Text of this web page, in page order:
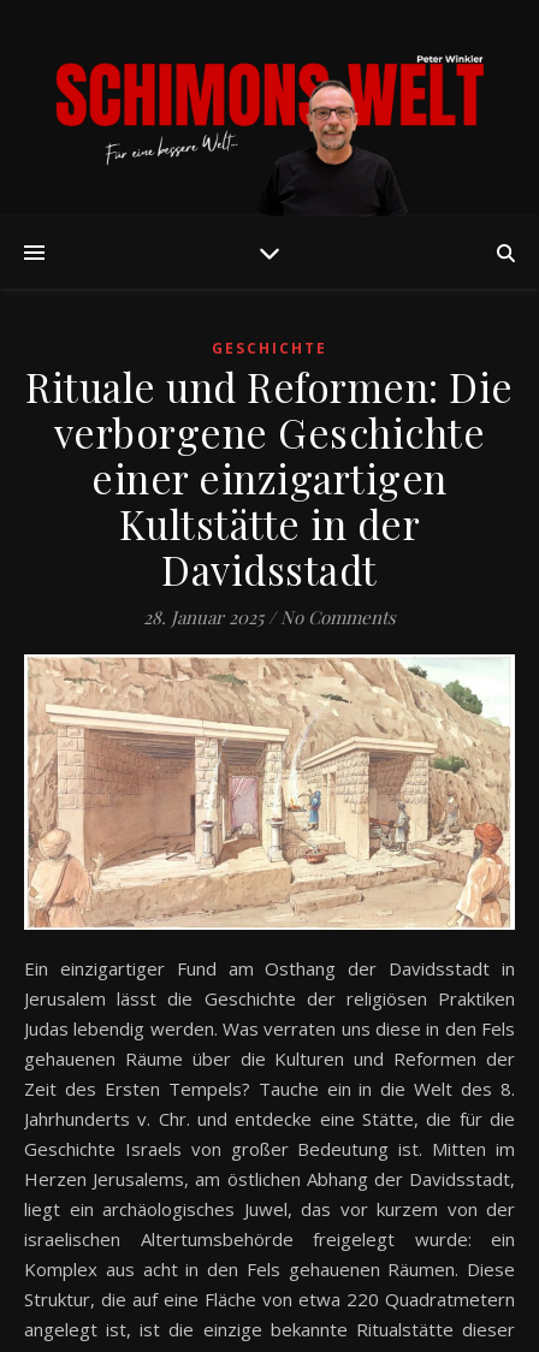
GESCHICHTE
Rituale und Reformen: Die
verborgene Geschichte
einer einzigartigen
Kultstätte in der
Davidsstadt
28. Januar 2025 / No Comments
Ein einzigartiger Fund am Osthang der Davidsstadt in
Jerusalem lässt die Geschichte der religiösen Praktiken
Judas lebendig werden. Was verraten uns diese in den Fels
gehauenen Räume über die Kulturen und Reformen der
Zeit des Ersten Tempels? Tauche ein in die Welt des 8.
Jahrhunderts v. Chr. und entdecke eine Stätte, die für die
Geschichte Israels von großer Bedeutung ist. Mitten im
Herzen Jerusalems, am östlichen Abhang der Davidsstadt,
liegt ein archäologisches Juwel, das vor kurzem von der
israelischen Altertumsbehörde freigelegt wurde: ein
Komplex aus acht in den Fels gehauenen Räumen. Diese
Struktur, die auf eine Fläche von etwa 220 Quadratmetern
angelegt ist, ist die einzige bekannte Ritualstätte dieser